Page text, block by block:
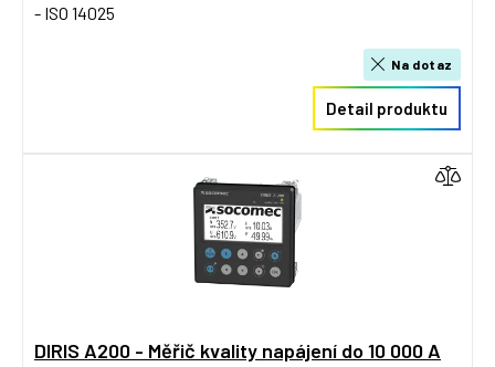
- ISO 14025
Na dotaz
Detail produktu
DIRIS A200 - Měřič kvality napájení do 10 000 A